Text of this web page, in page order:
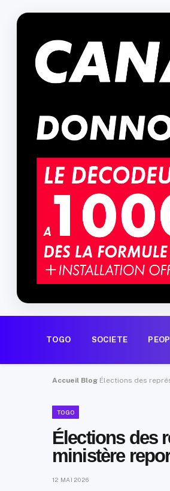
TOGO SOCIETE
Accueil Blog Élections des
TOGO
Élections des
ministère
12 MAI 2026